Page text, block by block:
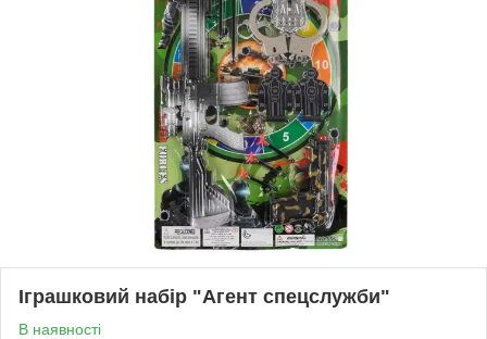
Іграшковий набір "Агент спецслужби"
В наявності